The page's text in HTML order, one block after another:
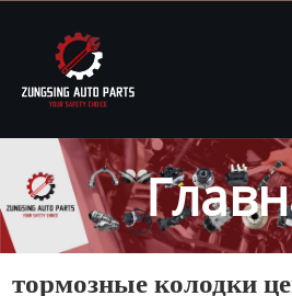
Продукция
Новости
О нас
Контакты
тормозные колодки